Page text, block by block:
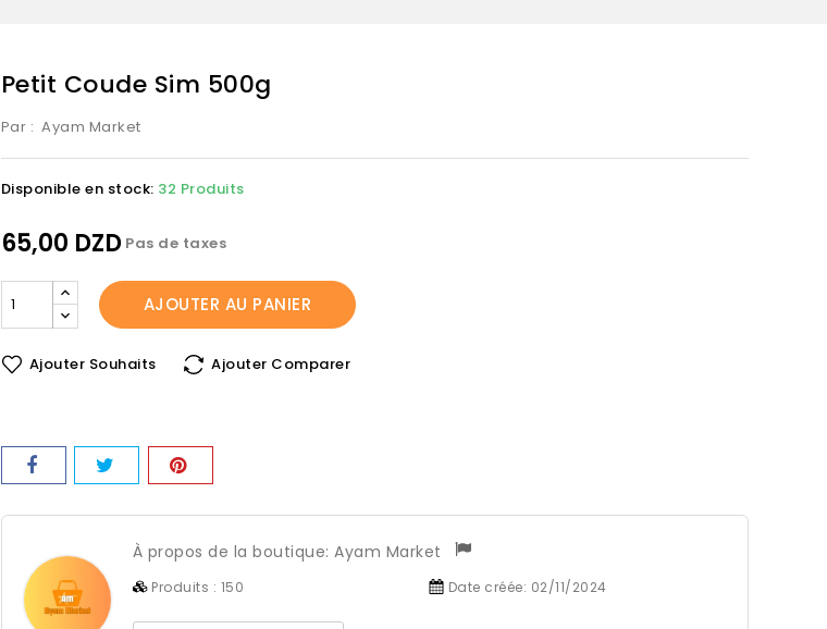
Petit Coude Sim 500g
Par : Ayam Market
Disponible en stock: 32 Produits
65,00 DZD Pas de taxes
AJOUTER AU PANIER
Ajouter Souhaits Ajouter Comparer
À propos de la boutique: Ayam Market
Produits : 150 Date créée: 02/11/2024